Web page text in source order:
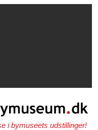
i bymuseets udstillinger!